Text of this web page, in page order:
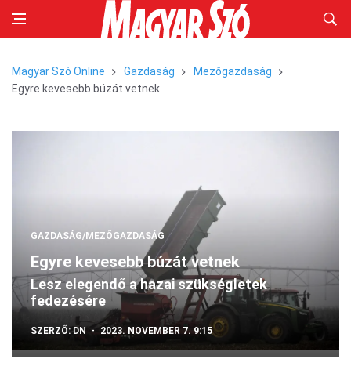
Magyar Szó Online Gazdaság
Mezőgazdaság
Egyre kevesebb búzát vetnek
GAZDASÁG/MEZŐGAZDASÁG
Egyre kevesebb búzát vetnek
Lesz elegendő a hazai szükségletek
fedezésére
SZERZŐ:DN 2023. NOVEMBER 7. 9:15